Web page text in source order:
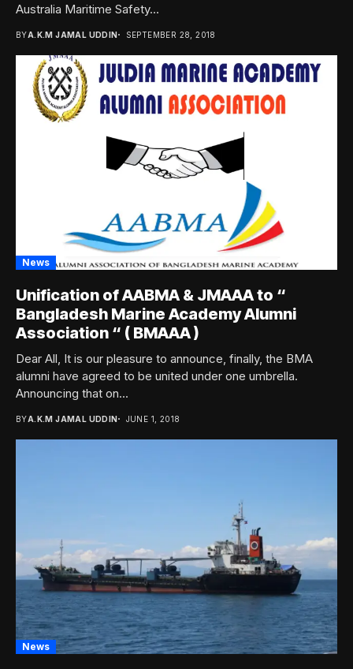
Australia Maritime Safety...
BYA.K.M JAMAL UDDIN SEPTEMBER 28, 2018
News
Unification of AABMA & JMAAA to “
Bangladesh Marine Academy Alumni
Association “ ( BMAAA )
Dear All, It is our pleasure to announce, finally, the BMA
alumni have agreed to be united under one umbrella.
Announcing that on...
BYA.K.M JAMAL UDDIN JUNE 1, 2018
News